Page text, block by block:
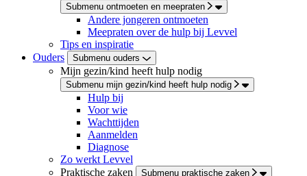
Submenu ontmoeten en meepraten
Andere jongeren ontmoeten
Meepraten over de hulp bij Levvel
Tips en inspiratie
Ouders
Submenu ouders
Mijn gezin/kind heeft hulp nodig
Submenu mijn gezin/kind heeft hulp nodig
Hulp bij
Voor wie
Wachttijden
Aanmelden
Diagnose
Zo werkt Levvel
Praktische zaken
Submenu praktische zaken